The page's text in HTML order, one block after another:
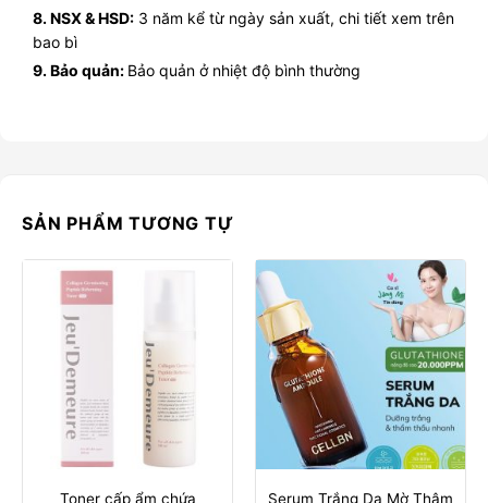
8. NSX & HSD: 3 năm kể từ ngày sản xuất, chi tiết xem trên
bao bì
9. Bảo quản: Bảo quản ở nhiệt độ bình thường
SẢN PHẨM TƯƠNG TỰ
Toner cấp ẩm chứa Serum Trắng Da Mờ Thâm